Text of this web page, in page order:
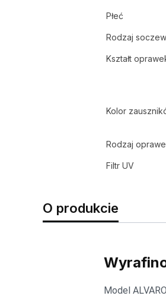
Płeć
Rodzaj
Kształt
Kolor
Rodzaj
Filtr UV
O produkcie
Model